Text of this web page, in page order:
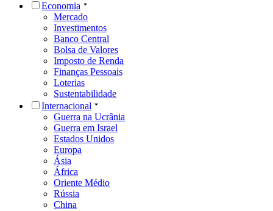
Economia
Mercado
Investimentos
Banco Central
Bolsa de Valores
Imposto de Renda
Finanças Pessoais
Loterias
Sustentabilidade
Internacional
Guerra na Ucrânia
Guerra em Israel
Estados Unidos
Europa
Ásia
África
Oriente Médio
Rússia
China